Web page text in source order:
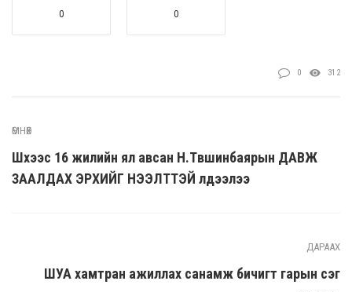
0 0
0 312
ӨМНӨХ
Шүүхээс 16 жилийн ял авсан Н.Түвшинбаярын ДАВЖ
ЗААЛДАХ ЭРХИЙГ НЭЭЛТТЭЙ үлдээлээ
ДАРААХ
ШУА хамтран ажиллах санамж бичигт гарын үсэг